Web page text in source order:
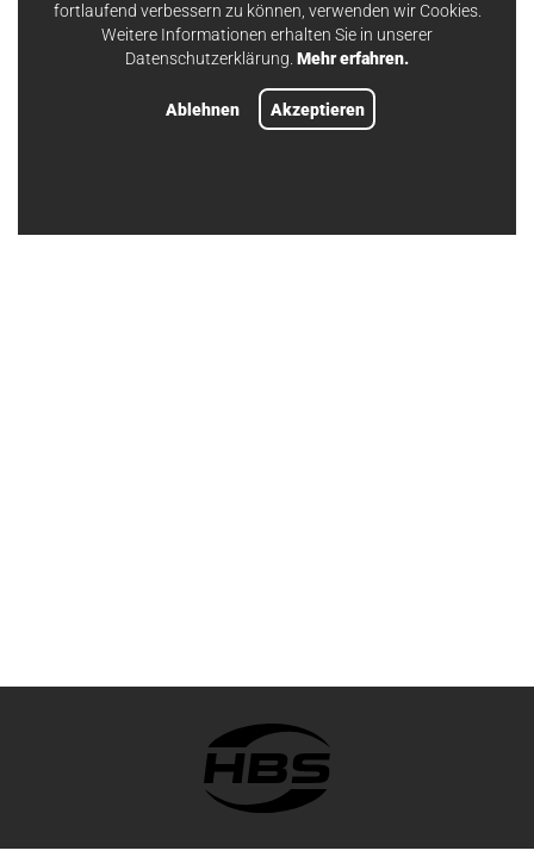
Zertifikat ISO 9001:2015
fortlaufend verbessern zu können, verwenden wir Cookies.
Weitere Informationen erhalten Sie in unserer
Datenschutzerklärung. Mehr erfahren.
Ablehnen Akzeptieren